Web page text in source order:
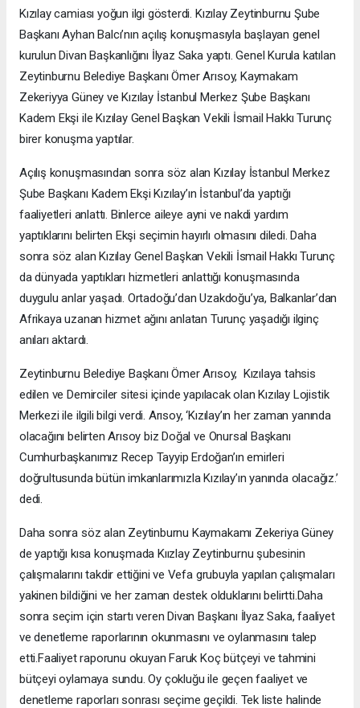
Kızılay camiası yoğun ilgi gösterdi. Kızılay Zeytinburnu Şube
Başkanı Ayhan Balcı’nın açılış konuşmasıyla başlayan genel
kurulun Divan Başkanlığını İlyaz Saka yaptı. Genel Kurula katılan
Zeytinburnu Belediye Başkanı Ömer Arısoy, Kaymakam
Zekeriyya Güney ve Kızılay İstanbul Merkez Şube Başkanı
Kadem Ekşi ile Kızılay Genel Başkan Vekili İsmail Hakkı Turunç
birer konuşma yaptılar.
Açılış konuşmasından sonra söz alan Kızılay İstanbul Merkez
Şube Başkanı Kadem Ekşi Kızılay’ın İstanbul’da yaptığı
faaliyetleri anlattı. Binlerce aileye ayni ve nakdi yardım
yaptıklarını belirten Ekşi seçimin hayırlı olmasını diledi. Daha
sonra söz alan Kızılay Genel Başkan Vekili İsmail Hakkı Turunç
da dünyada yaptıkları hizmetleri anlattığı konuşmasında
duygulu anlar yaşadı. Ortadoğu’dan Uzakdoğu’ya, Balkanlar’dan
Afrikaya uzanan hizmet ağını anlatan Turunç yaşadığı ilginç
anıları aktardı.
Zeytinburnu Belediye Başkanı Ömer Arısoy, Kızılaya tahsis
edilen ve Demirciler sitesi içinde yapılacak olan Kızılay Lojistik
Merkezi ile ilgili bilgi verdi. Arısoy, ‘Kızılay’ın her zaman yanında
olacağını belirten Arısoy biz Doğal ve Onursal Başkanı
Cumhurbaşkanımız Recep Tayyip Erdoğan’ın emirleri
doğrultusunda bütün imkanlarımızla Kızılay’ın yanında olacağız.’
dedi.
Daha sonra söz alan Zeytinburnu Kaymakamı Zekeriya Güney
de yaptığı kısa konuşmada Kıızlay Zeytinburnu şubesinin
çalışmalarını takdir ettiğini ve Vefa grubuyla yapılan çalışmaları
yakinen bildiğini ve her zaman destek olduklarını belirtti.Daha
sonra seçim için startı veren Divan Başkanı İlyaz Saka, faaliyet
ve denetleme raporlarının okunmasını ve oylanmasını talep
etti.Faaliyet raporunu okuyan Faruk Koç bütçeyi ve tahmini
bütçeyi oylamaya sundu. Oy çokluğu ile geçen faaliyet ve
denetleme raporları sonrası seçime geçildi. Tek liste halinde